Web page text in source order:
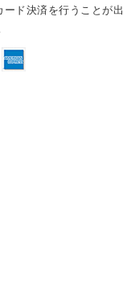
ド決済を行うことが出